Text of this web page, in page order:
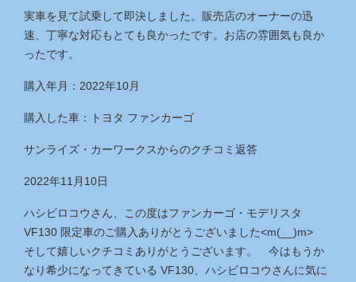
実車を見て試乗して即決しました。販売店のオーナーの迅
速、丁寧な対応もとても良かったです。お店の雰囲気も良か
ったです。
購入年月：2022年10月
購入した車：トヨタ ファンカーゴ
サンライズ・カーワークスからのクチコミ返答
2022年11月10日
ハシビロコウさん、この度はファンカーゴ・モデリスタ
VF130 限定車のご購入ありがとうございました<m(__)m>
そして嬉しいクチコミありがとうございます。 今はもうか
なり希少になってきている VF130、ハシビロコウさんに気に